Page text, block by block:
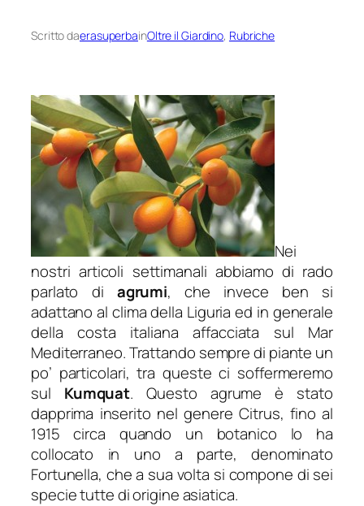
Scritto daerasuperbainOltre il Giardino, Rubriche
Nei
nostri articoli settimanali abbiamo di rado
parlato di agrumi, che invece ben si
adattano al clima della Liguria ed in generale
della costa italiana affacciata sul Mar
Mediterraneo. Trattando sempre di piante un
po’ particolari, tra queste ci soffermeremo
sul Kumquat. Questo agrume è stato
dapprima inserito nel genereCitrus, fino al
1915 circa quando un botanico lo ha
collocato in uno a parte, denominato
Fortunella, che a sua volta si compone di sei
specie tutte di origine asiatica.